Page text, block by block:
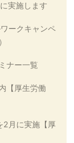
実施します
ークキャンペ
ナー一覧
【厚生労働
2月に実施【厚